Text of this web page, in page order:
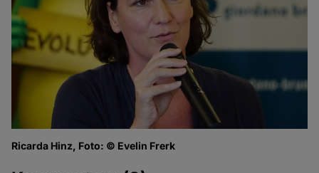
Ricarda Hinz, Foto: © Evelin Frerk